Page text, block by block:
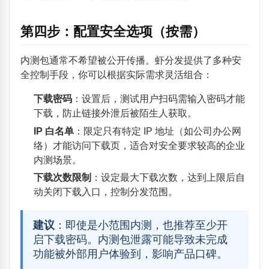
第四步：配置安全选项（按需）
内测包通常不希望被公开传播。虾分发提供了多种安
全控制手段，你可以根据实际需求灵活组合：
下载密码：设置后，测试用户扫码需输入密码才能
下载，防止链接外泄后被陌生人获取。
IP 白名单：限定只有特定 IP 地址（如公司办公网
络）才能访问下载页，适合对安全要求较高的企业
内测场景。
下载次数限制 ：设定最大下载次数，达到上限后自
动关闭下载入口，控制分发范围。
建议 ：即使是小范围内测，也推荐至少开
启下载密码。内测包泄露可能导致未完成
功能被外部用户体验到，影响产品口碑。